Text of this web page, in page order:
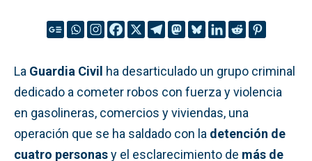
La Guardia Civil ha desarticulado un grupo criminal
dedicado a cometer robos con fuerza y violencia
en gasolineras, comercios y viviendas, una
operación que se ha saldado con la detención de
cuatro personasy el esclarecimiento de más de